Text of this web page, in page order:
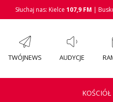
Słuchaj nas: Kielce 107,9 FM |
TWÓJNEWS AUDYCJE
KOŚCIÓŁ